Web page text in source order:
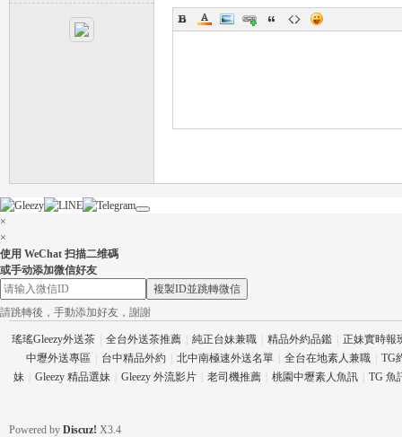
交
×
×
使用 WeChat 扫描二维碼
或手动添加微信好友
複製ID並跳轉微信
請跳轉後，手動添加好友，謝謝
瑤瑤Gleezy外送茶 全台外送茶推薦 純正台妹兼職 精品外約品鑑
正妹實時報
中壢外送專區
台中精品外約 北中南極速外送名單 全台在地素人兼職
TG
妹
Gleezy 精品選妹 Gleezy 外流影片 老司機推薦 桃園中壢素人魚訊 TG 魚
Powered by Discuz! X3.4